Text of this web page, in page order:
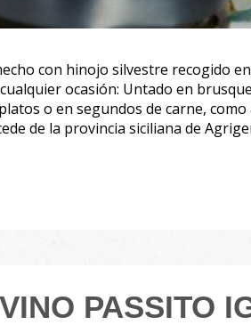
con hinojo silvestre recogido
ocasión: Untado en
o en segundos de carne,
de la provincia siciliana de
PASSITO